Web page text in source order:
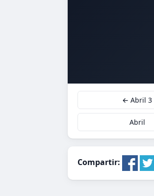
← Abril 3
Abril
Compartir: